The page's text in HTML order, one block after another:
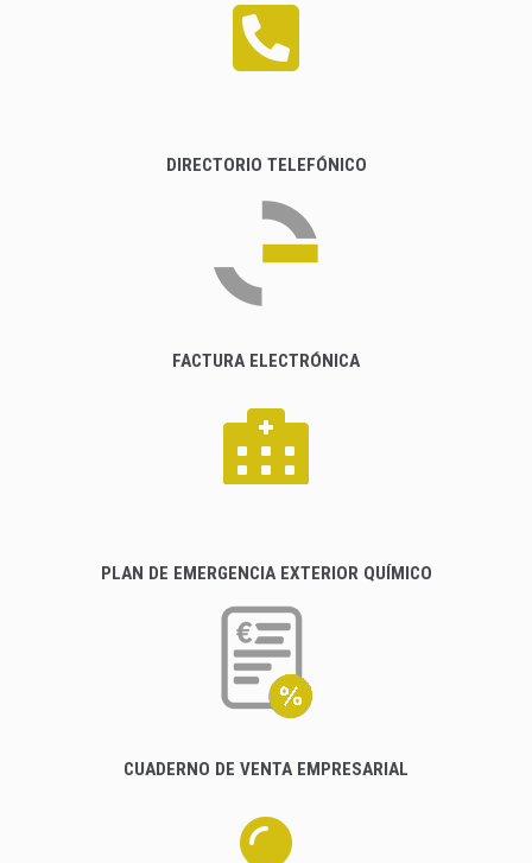
DIRECTORIO TELEFÓNICO
FACTURA ELECTRÓNICA
PLAN DE EMERGENCIA EXTERIOR QUÍMICO
CUADERNO DE VENTA EMPRESARIAL